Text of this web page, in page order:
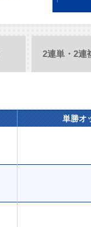
2連単・2連
単勝オ